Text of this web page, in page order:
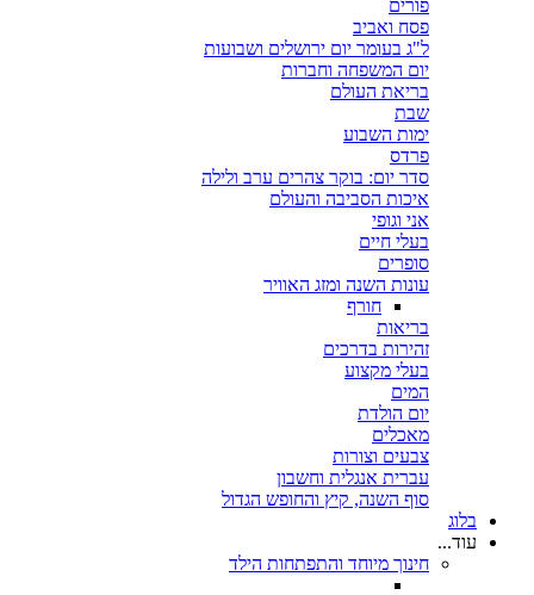
פורים
פסח ואביב
ל"ג בעומר יום ירושלים ושבועות
יום המשפחה וחברות
בריאת העולם
שבת
ימות השבוע
פרדס
סדר יום: בוקר צהרים ערב ולילה
איכות הסביבה והעולם
אני וגופי
בעלי חיים
סופרים
עונות השנה ומזג האוויר
חורף
בריאות
זהירות בדרכים
בעלי מקצוע
המים
יום הולדת
מאכלים
צבעים וצורות
עברית אנגלית וחשבון
סוף השנה, קיץ והחופש הגדול
בלוג
עוד...
חינוך מיוחד והתפתחות הילד